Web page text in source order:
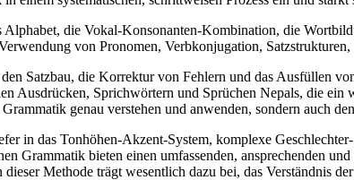
die Vokal-Konsonanten-Kombination, die
von Pronomen, Verbkonjugation,
Satzbau, die Korrektur von Fehlern und das Ausfüllen
Ausdrücken, Sprichwörtern und Sprüchen Nepals, die ein
genau verstehen und anwenden, sondern auch
in das Tonhöhen-Akzent-System, komplexe
Grammatik bieten einen umfassenden, ansprechenden
Methode trägt wesentlich dazu bei, das Verständnis